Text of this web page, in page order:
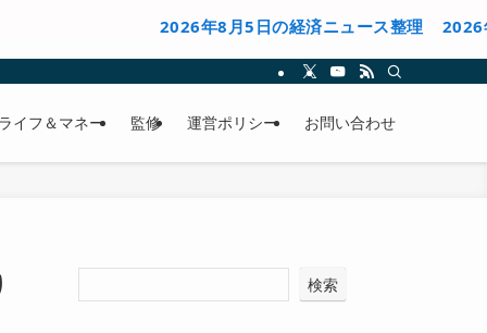
2026年8月5日の経済ニュース整理 2026年8月4日の
イフ＆マネー 監修 運営ポリシー お問い合わせ
検索